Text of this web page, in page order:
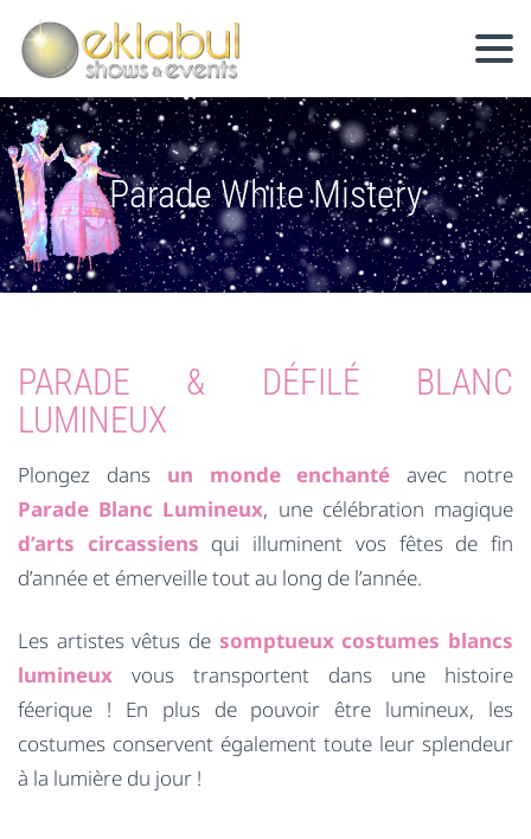
Parade White Mistery
PARADE & DÉFILÉ BLANC
LUMINEUX
Plongez dans un monde enchanté avec notre
Parade Blanc Lumineux, une célébration magique
d’arts circassiens qui illuminent vos fêtes de fin
d’année et émerveille tout au long de l’année.
Les artistes vêtus de somptueux costumes blancs
lumineux vous transportent dans une histoire
féerique ! En plus de pouvoir être lumineux, les
costumes conservent également toute leur splendeur
à la lumière du jour !